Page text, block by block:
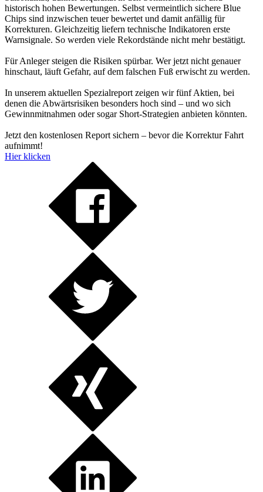
historisch hohen Bewertungen. Selbst vermeintlich sichere Blue
Chips sind inzwischen teuer bewertet und damit anfällig für
Korrekturen. Gleichzeitig liefern technische Indikatoren erste
Warnsignale. So werden viele Rekordstände nicht mehr bestätigt.
Für Anleger steigen die Risiken spürbar. Wer jetzt nicht genauer
hinschaut, läuft Gefahr, auf dem falschen Fuß erwischt zu werden.
In unserem aktuellen Spezialreport zeigen wir fünf Aktien, bei
denen die Abwärtsrisiken besonders hoch sind – und wo sich
Gewinnmitnahmen oder sogar Short-Strategien anbieten könnten.
Jetzt den kostenlosen Report sichern – bevor die Korrektur Fahrt
aufnimmt!
Hier klicken